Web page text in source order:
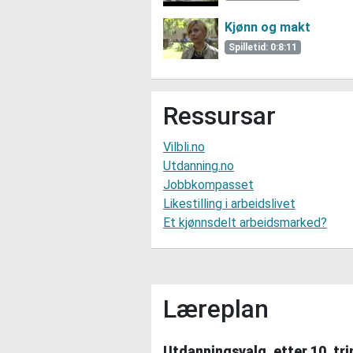
Kjønn og makt
Spilletid: 0:8:11
Ressursar
Vilbli.no
Utdanning.no
Jobbkompasset
Likestilling i arbeidslivet
Et kjønnsdelt arbeidsmarked?
Læreplan